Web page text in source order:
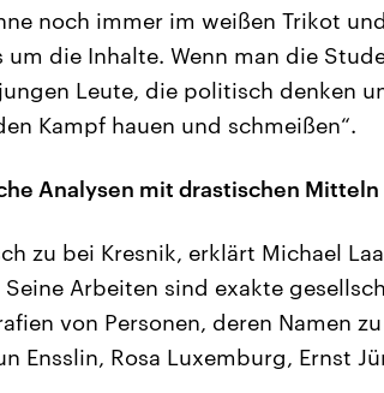
noch immer im weißen Trikot
die Inhalte. Wenn man die
Leute, die politisch denken
Kampf hauen und schmeißen“.
Analysen mit drastischen Mitteln
zu bei Kresnik, erklärt Michael
Arbeiten sind exakte
von Personen, deren Namen
Ensslin, Rosa Luxemburg, Ernst